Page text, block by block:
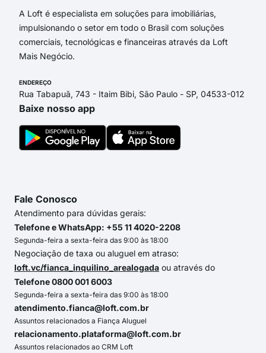
A Loft é especialista em soluções para imobiliárias,
impulsionando o setor em todo o Brasil com soluções
comerciais, tecnológicas e financeiras através da Loft
Mais Negócio.
ENDEREÇO
Rua Tabapuã, 743 - Itaim Bibi, São Paulo - SP, 04533-012
Baixe nosso app
Fale Conosco
Atendimento para dúvidas gerais:
Telefone e WhatsApp: +55 11 4020-2208
Segunda-feira a sexta-feira das 9:00 às 18:00
Negociação de taxa ou aluguel em atraso:
loft.vc/fianca_inquilino_arealogada ou através do
Telefone 0800 001 6003
Segunda-feira a sexta-feira das 9:00 às 18:00
atendimento.fianca@loft.com.br
Assuntos relacionados a Fiança Aluguel
relacionamento.plataforma@loft.com.br
Assuntos relacionados ao CRM Loft